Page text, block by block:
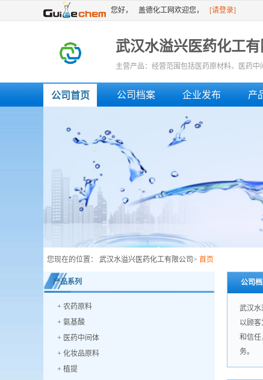
您好， 盖德化工网欢迎您， [请登录]
武汉水溢兴医药化工有
主营产品：经营范围包括医药原材料、医药
或技术进出口
公司首页 公司档案 企业发布 产
您现在的位置： 武汉水溢兴医药化工有限公司 > 首页
产品系列
+ 农药原料
+ 氨基酸
+ 医药中间体
+ 化妆品原料
+ 植提
公司
武汉水
以顾
和信任
务。